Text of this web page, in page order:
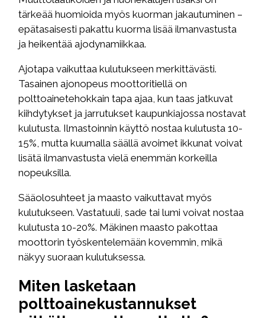
tärkeää huomioida myös kuorman jakautuminen –
epätasaisesti pakattu kuorma lisää ilmanvastusta
ja heikentää ajodynamiikkaa.
Ajotapa vaikuttaa kulutukseen merkittävästi.
Tasainen ajonopeus moottoritiellä on
polttoainetehokkain tapa ajaa, kun taas jatkuvat
kiihdytykset ja jarrutukset kaupunkiajossa nostavat
kulutusta. Ilmastoinnin käyttö nostaa kulutusta 10-
15%, mutta kuumalla säällä avoimet ikkunat voivat
lisätä ilmanvastusta vielä enemmän korkeilla
nopeuksilla.
Sääolosuhteet ja maasto vaikuttavat myös
kulutukseen. Vastatuuli, sade tai lumi voivat nostaa
kulutusta 10-20%. Mäkinen maasto pakottaa
moottorin työskentelemään kovemmin, mikä
näkyy suoraan kulutuksessa.
Miten lasketaan
polttoainekustannukset